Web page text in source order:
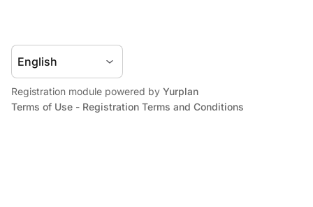
Registration module powered by Yurplan
Terms of Use - Registration Terms and Conditions